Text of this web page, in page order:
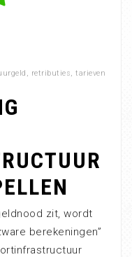
, retributies, tarieven
zit, wordt
berekeningen”